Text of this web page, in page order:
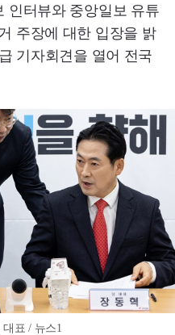
인터뷰와 중앙일보 유튜
주장에 대한 입장을 밝
기자회견을 열어 전국
표 / 뉴스1